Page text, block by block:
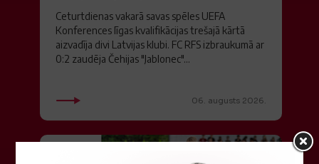
Ceturtdienas vakarā savas spēles UEFA
Konferences līgas kvalifikācijas trešajā kārtā
aizvadīja divi Latvijas klubi. FC RFS izbraukumā ar
0:2 zaudēja Čehijas "Jablonec"...
06. augusts 2026.